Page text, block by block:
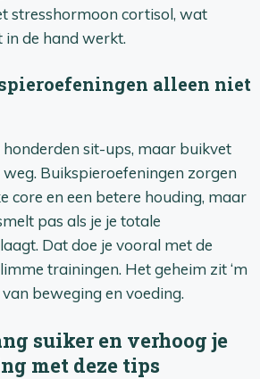
stresshormoon cortisol, wat
in de hand werkt.
alleen niet
honderden sit-ups, maar buikvet
Buikspieroefeningen zorgen
core en een betere houding, maar
pas als je je totale
Dat doe je vooral met de
trainingen. Het geheim zit ‘m
beweging en voeding.
suiker en verhoog je
met deze tips